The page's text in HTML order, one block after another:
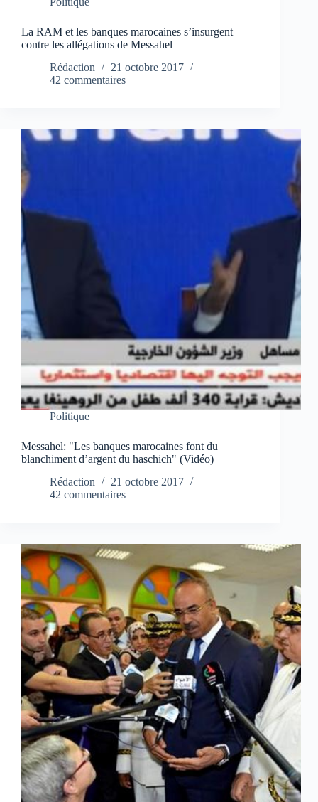
La RAM et les banques marocaines s’insurgent
contre les allégations de Messahel
Rédaction
21 octobre 2017
42 commentaires
Politique
Messahel: "Les banques marocaines font du
blanchiment d’argent du haschich" (Vidéo)
Rédaction
21 octobre 2017
42 commentaires